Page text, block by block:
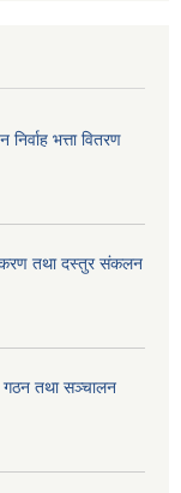
भत्ता वितरण
तथा दस्तुर संकलन
गठन तथा सञ्चालन